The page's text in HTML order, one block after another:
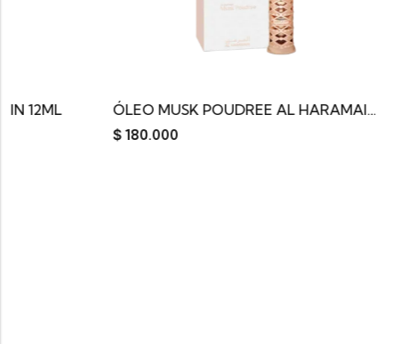
ÓLEO MUSK POUDREE AL HARAMAIN 12ML